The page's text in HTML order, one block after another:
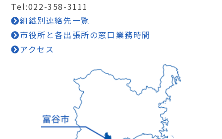
Tel:022-358-3111
組織別連絡先一覧
市役所と各出張所の窓口業務時間
アクセス